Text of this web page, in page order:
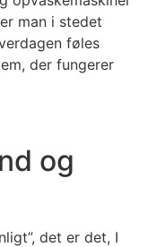
man i stedet
føles
der fungerer
og
det er det, I